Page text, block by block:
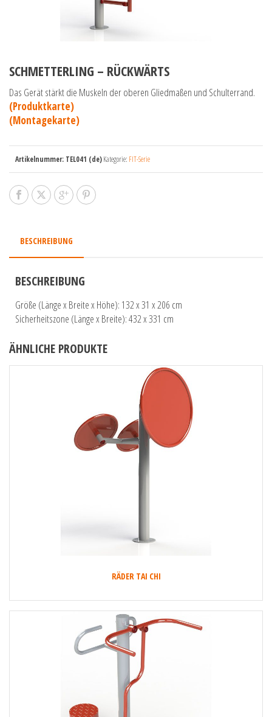
SCHMETTERLING – RÜCKWÄRTS
Das Gerät stärkt die Muskeln der oberen Gliedmaßen und Schulterrand.
(Produktkarte)
(Montagekarte)
Artikelnummer: TEL041 (de)Kategorie: FIT-Serie
BESCHREIBUNG
BESCHREIBUNG
Größe (Länge x Breite x Höhe): 132 x 31 x 206 cm
Sicherheitszone (Länge x Breite): 432 x 331 cm
ÄHNLICHE PRODUKTE
RÄDER TAI CHI